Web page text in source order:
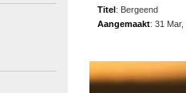
Titel: Bergeend
Aangemaakt: 31 Mar,